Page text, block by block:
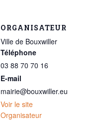
ORGANISATEUR
Ville de Bouxwiller
Téléphone
03 88 70 70 16
E-mail
mairie@bouxwiller.eu
Voir le site
Organisateur